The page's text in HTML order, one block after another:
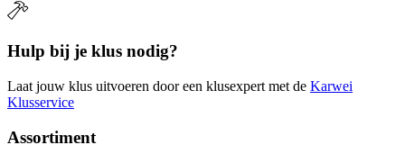
Hulp bij je klus nodig?
Laat jouw klus uitvoeren door een klusexpert met de Karwei
Klusservice
Assortiment